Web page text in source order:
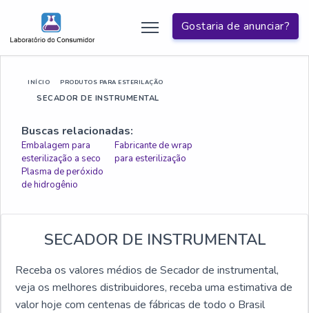
Gostaria de anunciar?
INÍCIO PRODUTOS PARA ESTERILAÇÃO
SECADOR DE INSTRUMENTAL
Buscas relacionadas:
Embalagem para
esterilização a seco
Fabricante de wrap
para esterilização
Plasma de peróxido
de hidrogênio
SECADOR DE INSTRUMENTAL
Receba os valores médios de Secador de instrumental,
veja os melhores distribuidores, receba uma estimativa de
valor hoje com centenas de fábricas de todo o Brasil